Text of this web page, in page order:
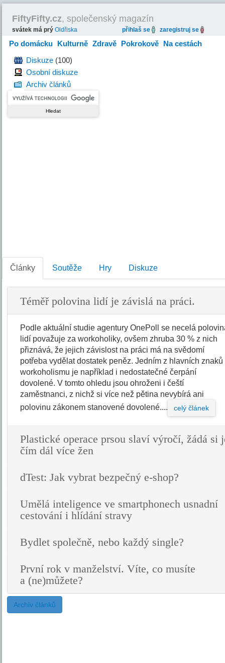
FiftyFifty.cz, společenský magazín
svátek má prýOldřiska přihlaš se zaregistruj se
Po domácku Kulturně Zdravě Pokrokově Na cestách
HravěDiskuze (100)
Osobní diskuze
Archiv článků
Články Soutěže Hry Diskuze
Téměř polovina lidí je závislá na práci.
Podle aktuální studie agentury OnePoll se necelá
lidí považuje za workoholiky, ovšem zhruba 30 % z nich
přiznává, že jejich závislost na práci má na svědomí
potřeba vydělat dostatek peněz. Jedním z hlavních znaků
workoholismu je například i nedostatečné čerpání
dovolené. V tomto ohledu jsou ohroženi i čeští
zaměstnanci, z nichž si více než pětina nevybírá ani
polovinu zákonem stanovené dovolené....
celý článek
Plastické operace prsou slaví výročí, žádá si
čím dál více žen
dTest: Jak vybrat bezpečný e-shop?
Umělá inteligence ve smartphonech usnadní
cestování i hlídání stravy
Bydlet společně, nebo každý single?
První rok v manželství. Víte, co musíte
a (ne)můžete?
Archiv článků